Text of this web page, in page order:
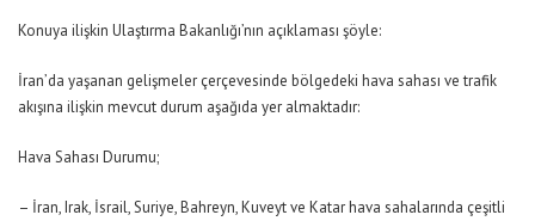
Konuya ilişkin Ulaştırma Bakanlığı’nın açıklaması şöyle:
İran’da yaşanan gelişmeler çerçevesinde bölgedeki hava sahası ve trafik
akışına ilişkin mevcut durum aşağıda yer almaktadır:
Hava Sahası Durumu;
– İran, Irak, İsrail, Suriye, Bahreyn, Kuveyt ve Katar hava sahalarında çeşitli